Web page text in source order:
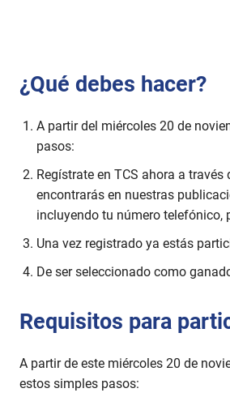
¿Qué debes hacer?
A partir del miércoles 20 de
pasos:
Regístrate en TCS ahora a través
encontrarás en nuestras
incluyendo tu número telefónico,
Una vez registrado ya estás
De ser seleccionado como
Requisitos para
A partir de este miércoles 20 de
estos simples pasos: